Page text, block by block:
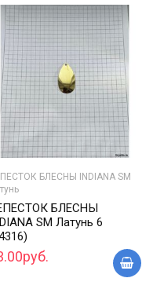
БЛЕСНЫ INDIANA SM
БЛЕСНЫ
SM Латунь 6